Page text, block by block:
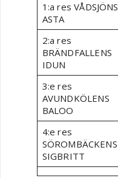
1:a res VÅDSJÖNS
ASTA
2:a res
BRÄNDFALLENS
IDUN
3:e res
AVUNDKÖLENS
BALOO
4:e res
SÖROMBÄCKENS
SIGBRITT